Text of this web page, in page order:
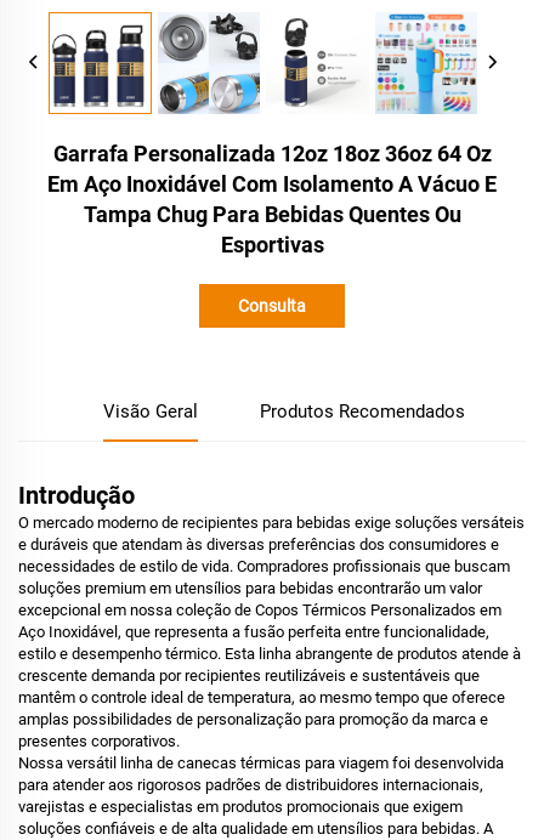
Garrafa Personalizada 12oz 18oz 36oz 64 Oz
Em Aço Inoxidável Com Isolamento A Vácuo E
Tampa Chug Para Bebidas Quentes Ou
Esportivas
Consulta
Visão Geral Produtos Recomendados
Introdução
O mercado moderno de recipientes para bebidas exige soluções versáteis
e duráveis que atendam às diversas preferências dos consumidores e
necessidades de estilo de vida. Compradores profissionais que buscam
soluções premium em utensílios para bebidas encontrarão um valor
excepcional em nossa coleção de Copos Térmicos Personalizados em
Aço Inoxidável, que representa a fusão perfeita entre funcionalidade,
estilo e desempenho térmico. Esta linha abrangente de produtos atende à
crescente demanda por recipientes reutilizáveis e sustentáveis que
mantêm o controle ideal de temperatura, ao mesmo tempo que oferece
amplas possibilidades de personalização para promoção da marca e
presentes corporativos.
Nossa versátil linha de canecas térmicas para viagem foi desenvolvida
para atender aos rigorosos padrões de distribuidores internacionais,
varejistas e especialistas em produtos promocionais que exigem
soluções confiáveis e de alta qualidade em utensílios para bebidas. A